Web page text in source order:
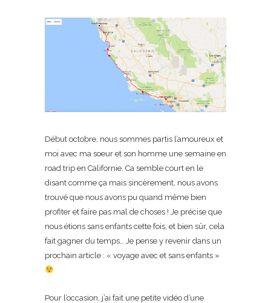
Début octobre, nous sommes partis l’amoureux et
moi avec ma soeur et son homme une semaine en
road trip en Californie. Ca semble court en le
disant comme ça mais sincèrement, nous avons
trouvé que nous avons pu quand même bien
profiter et faire pas mal de choses ! Je précise que
nous étions sans enfants cette fois, et bien sûr, cela
fait gagner du temps… Je pense y revenir dans un
prochain article : « voyage avec et sans enfants »
Pour l’occasion, j’ai fait une petite vidéo d’une